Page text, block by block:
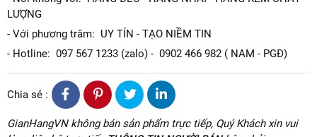
LƯỢNG
- Với phương trâm: UY TÍN - TẠO NIỀM TIN
- Hotline: 097 567 1233 (zalo) - 0902 466 982 ( NAM - PGĐ)
Chia sẻ :
GianHangVN không bán sản phẩm trực tiếp, Quý Khách xin vui